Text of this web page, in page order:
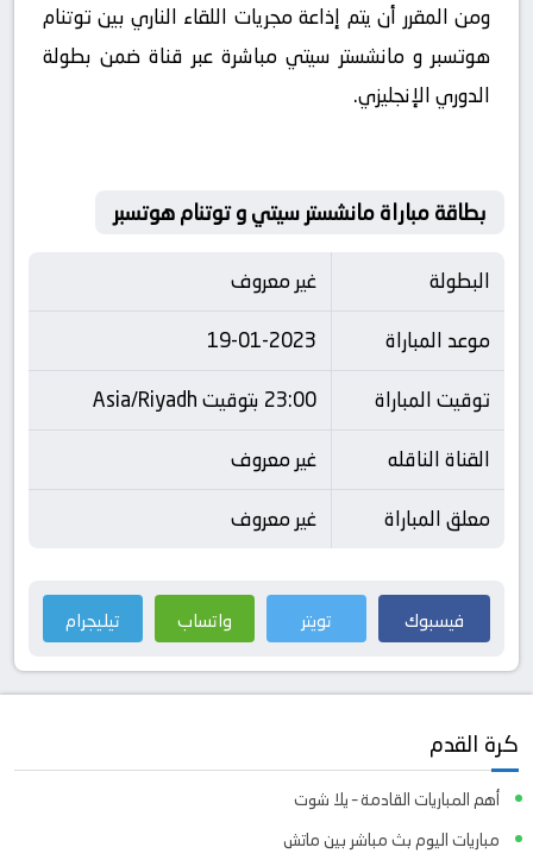
ومن المقرر أن يتم إذاعة مجريات اللقاء الناري بين توتنام
هوتسبر و مانشستر سيتي مباشرة عبر قناة ضمن بطولة
الدوري الإنجليزي.
بطاقة مباراة مانشستر سيتي و توتنام هوتسبر
البطولة
غير معروف
موعد المباراة
19-01-2023
توقيت المباراة
23:00 بتوقيت Asia/Riyadh
القناة الناقله
غير معروف
معلق المباراة
غير معروف
فيسبوك تويتر واتساب تيليجرام
كرة القدم
أهم المباريات القادمة – يلا شوت
مباريات اليوم بث مباشر بين ماتش